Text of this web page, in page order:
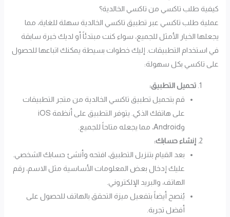
كيفية طلب تاكسي من تاكسي الخالدية؟
عملية طلب تاكسي عبر تطبيق تاكسي الخالدية سهلة للغاية، مما
يجعلها الخيار الأمثل للجميع، سواء كنت مبتدئاً أو لديك خبرة سابقة
في استخدام التطبيقات. إليك خطوات بسيطة يمكنك اتباعها للحصول
على تاكسي بكل سهولة:
تحميل التطبيق:
قم بتحميل تطبيق تاكسي الخالدية من متجر التطبيقات
على هاتفك الذكي. يتوفر التطبيق على أنظمة iOS
وAndroid، مما يجعله متاحاً للجميع.
إنشاء حسابك:
بعد القيام بتنزيل التطبيق، افتحه وأنشئ حسابك الشخصي.
عليك إدخال بعض المعلومات الأساسية مثل الاسم، رقم
الهاتف، والبريد الإلكتروني.
يُنصح أيضاً بتفعيل ميزة التحقق بالهاتف للحصول على
أفضل تجربة.